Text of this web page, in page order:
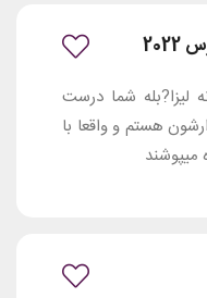
شما درست
هستم و واقعا با
میپوشند